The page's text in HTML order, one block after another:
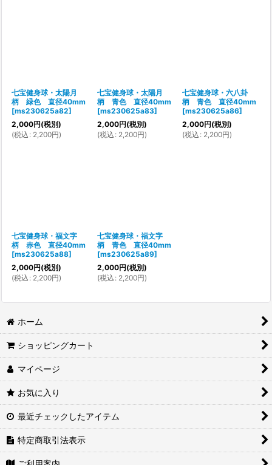
七宝健身球・太陽月
柄 緑色 直径40mm
[ms230625a82]
2,000円(税別)
(税込 : 2,200円)
七宝健身球・太陽月
柄 青色 直径40mm
[ms230625a83]
2,000円(税別)
(税込 : 2,200円)
七宝健身球・六八卦
柄 青色 直径40mm
[ms230625a86]
2,000円(税別)
(税込 : 2,200円)
七宝健身球・福文字
柄 赤色 直径40mm
[ms230625a88]
2,000円(税別)
(税込 : 2,200円)
七宝健身球・福文字
柄 青色 直径40mm
[ms230625a89]
2,000円(税別)
(税込 : 2,200円)
ホーム
ショッピングカート
マイページ
お気に入り
最近チェックしたアイテム
特定商取引法表示